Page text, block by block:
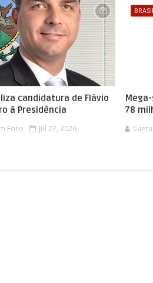
candidatura de Flávio
à Presidência
Foco Jul 27, 2026
78